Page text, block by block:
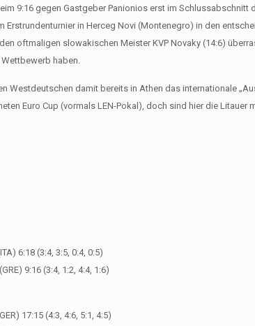
9:16 gegen Gastgeber Panionios erst im
Erstrundenturnier in Herceg Novi (Montenegro) in den
oftmaligen slowakischen Meister KVP Novaky (14:6)
haben.
Westdeutschen damit bereits in Athen das internationale
Euro Cup (vormals LEN-Pokal), doch sind hier die
6:18 (3:4, 3:5, 0:4, 0:5)
9:16 (3:4, 1:2, 4:4, 1:6)
17:15 (4:3, 4:6, 5:1, 4:5)